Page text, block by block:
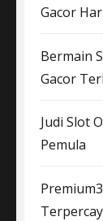
Gacor
Bermain
Gacor
Judi Slot
Pemula